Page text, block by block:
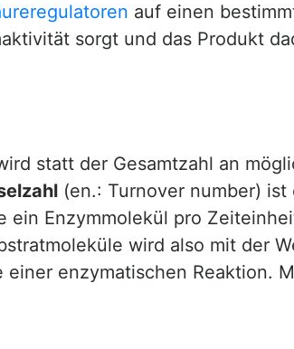
auf einen
sorgt und das Produkt
statt der Gesamtzahl an
(en.: Turnover number)
ein Enzymmolekül pro
wird also mit der
enzymatischen Reaktion.